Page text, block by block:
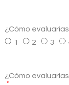
¿Cómo
1
2 3
¿Cómo